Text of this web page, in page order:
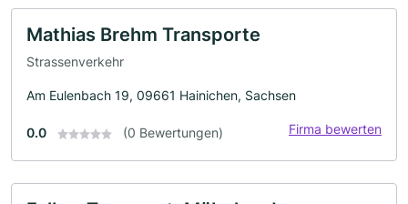
Mathias Brehm Transporte
Strassenverkehr
Am Eulenbach 19, 09661 Hainichen, Sachsen
0.0 (0 Bewertungen) Firma bewerten